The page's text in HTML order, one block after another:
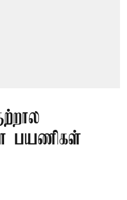
பயணிகள்